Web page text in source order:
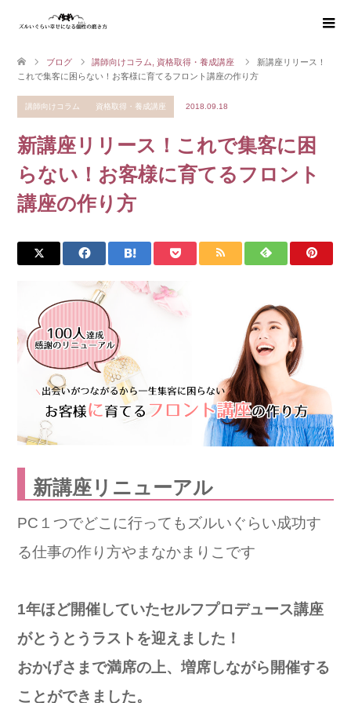
ブログ 講師向けコラム 資格取得・養成講座
新講座リリース！
これで集客に困らない！お客様に育てるフロント講座の作り方
講師向けコラム 資格取得・養成講座 2018.09.18
新講座リリース！これで集客に困
らない！お客様に育てるフロント
講座の作り方
新講座リニューアル
PC１つでどこに行ってもズルいぐらい成功す
る仕事の作り方やまなかまりこです
1年ほど開催していたセルフプロデュース講座
がとうとうラストを迎えました！
おかげさまで満席の上、増席しながら開催する
ことができました。